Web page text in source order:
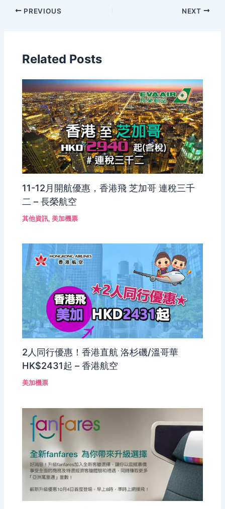
PREVIOUS NEXT
Related Posts
11-12月開航優惠，香港飛 芝加哥 連稅三千
二 – 長榮航空
其他資訊,美加機票
2人同行優惠！香港直航 洛杉磯/溫哥華
HK$2431起 – 香港航空
美加機票